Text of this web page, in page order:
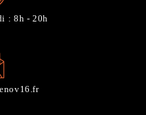
: 8h - 20h